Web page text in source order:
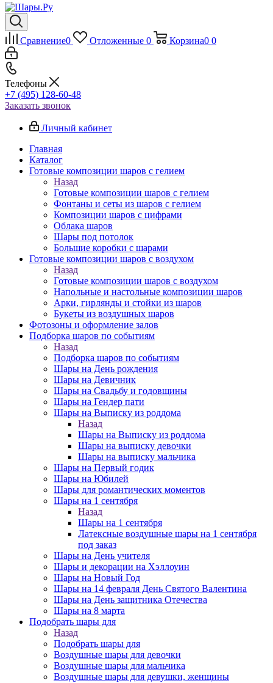
Сравнение0 Отложенные 0 Корзина0 0
Телефоны
+7 (495) 128-60-48
Заказать звонок
Личный кабинет
Главная
Каталог
Готовые композиции шаров с гелием
Назад
Готовые композиции шаров с гелием
Фонтаны и сеты из шаров с гелием
Композиции шаров с цифрами
Облака шаров
Шары под потолок
Большие коробки с шарами
Готовые композиции шаров с воздухом
Назад
Готовые композиции шаров с воздухом
Напольные и настольные композиции шаров
Арки, гирлянды и стойки из шаров
Букеты из воздушных шаров
Фотозоны и оформление залов
Подборка шаров по событиям
Назад
Подборка шаров по событиям
Шары на День рождения
Шары на Девичник
Шары на Свадьбу и годовщины
Шары на Гендер пати
Шары на Выписку из роддома
Назад
Шары на Выписку из роддома
Шары на выписку девочки
Шары на выписку мальчика
Шары на Первый годик
Шары на Юбилей
Шары для романтических моментов
Шары на 1 сентября
Назад
Шары на 1 сентября
Латексные воздушные шары на 1 сентября
под заказ
Шары на День учителя
Шары и декорации на Хэллоуин
Шары на Новый Год
Шары на 14 февраля День Святого Валентина
Шары на День защитника Отечества
Шары на 8 марта
Подобрать шары для
Назад
Подобрать шары для
Воздушные шары для девочки
Воздушные шары для мальчика
Воздушные шары для девушки, женщины